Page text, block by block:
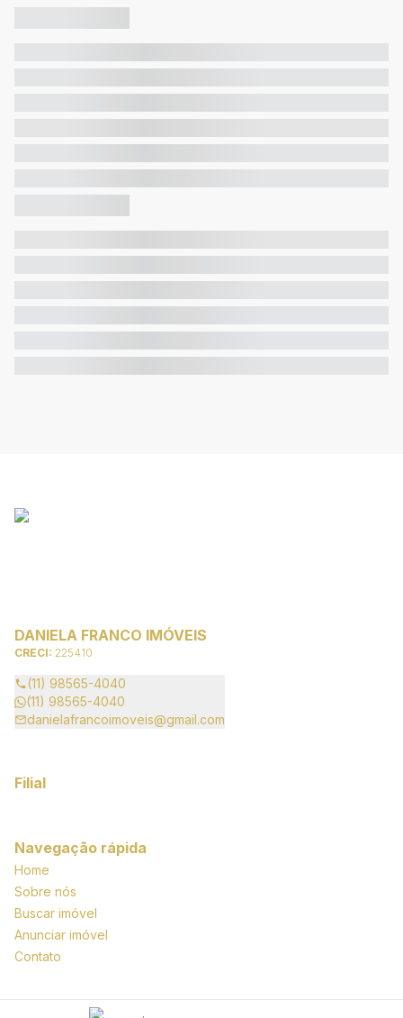
DANIELA FRANCO IMÓVEIS
CRECI: 225410
(11) 98565-4040
(11) 98565-4040
danielafrancoimoveis@gmail.com
Filial
Navegação rápida
Home
Sobre nós
Buscar imóvel
Anunciar imóvel
Contato